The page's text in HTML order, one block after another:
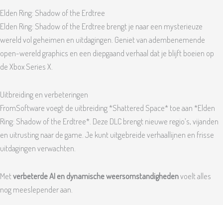
Elden Ring: Shadow of the Erdtree
Elden Ring: Shadow of the Erdtree brengt je naar een mysterieuze
wereld vol geheimen en uitdagingen. Geniet van adembenemende
open-wereld graphics en een diepgaand verhaal dat je blijft boeien op
de Xbox Series X.
Uitbreiding en verbeteringen
FromSoftware voegt de uitbreiding *Shattered Space* toe aan *Elden
Ring: Shadow of the Erdtree*. Deze DLC brengt nieuwe regio’s, vijanden
en uitrusting naar de game. Je kunt uitgebreide verhaallijnen en frisse
uitdagingen verwachten.
Metverbeterde AI en dynamische weersomstandighedenvoelt alles
nog meeslepender aan.